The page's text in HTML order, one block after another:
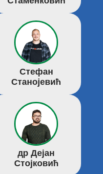
Стефан
Станојевић
др Дејан
Стојковић